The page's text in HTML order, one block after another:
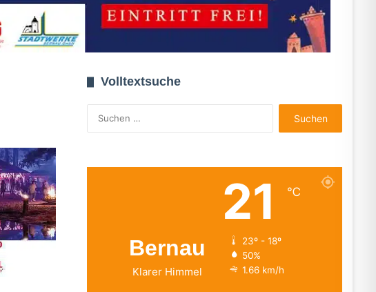
Volltextsuche
nach:
Bernau
Klarer Himmel
21 ℃
23º - 18º
50%
1.66 km/h